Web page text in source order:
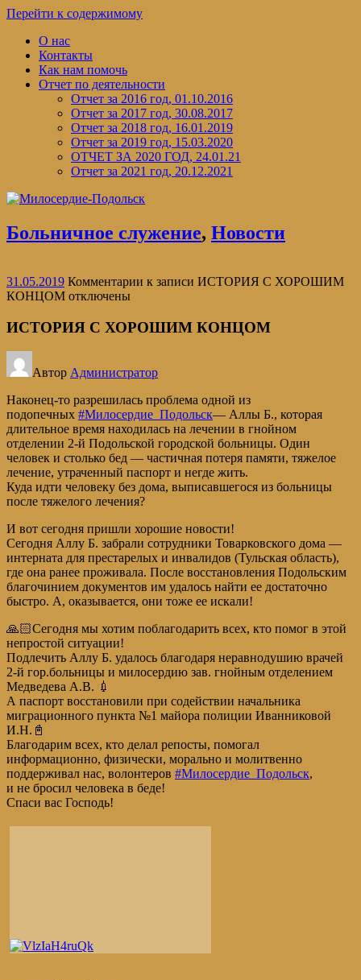
Перейти к содержимому
О нас
Контакты
Как нам помочь
Отчет по деятельности
Отчет за 2016 год, 01.10.2016
Отчет за 2017 год, 30.08.2017
Отчет за 2018 год, 16.01.2019
Отчет за 2019 год, 15.03.2020
ОТЧЕТ ЗА 2020 ГОД, 24.01.21
Отчет за 2021 год, 20.12.2021
Больничное служение, Новости
31.05.2019 Комментарии к записи ИСТОРИЯ С ХОРОШИМ
КОНЦОМ отключены
ИСТОРИЯ С ХОРОШИМ КОНЦОМ
Автор Администратор
Наконец-то разрешилась проблема одной из
подопечных #Милосердие_Подольск— Аллы Б., которая
длительное время находилась на лечении в гнойном
отделении 2-й Подольской городской больницы. Один
человек и столько бед — частичная потеря памяти, тяжелое
лечение, утраченный паспорт и негде жить.
Куда идти человеку без дома, выписавшегося из больницы
после тяжелого лечения?
И вот сегодня пришли хорошие новости!
Сегодня Аллу Б. забрали сотрудники Товарковского дома —
интерната для престарелых и инвалидов (Тульская область),
где она ранее проживала. После восстановления Подольским
благочинием документов им удалось найти ее достаточно
быстро. А, оказывается, они тоже ее искали!
🙏🏻Сегодня мы хотим поблагодарить всех, кто помог в этой
непростой ситуации!
Подлечить Аллу Б. удалось благодаря неравнодушию врачей
2-й гор.больницы и милосердию зав. гнойным отделением
Медведева А.В. 💉
А паспорт восстановили при содействии начальника
миграционного пункта №1 майора полиции Иванниковой
И.Н.📓
Благодарим всех, кто делал репосты, помогал
информационно, физически, морально и молитвенно
поддерживал нас, волонтеров #Милосердие_Подольск,
и не бросил человека в беде!
Спаси вас Господь!